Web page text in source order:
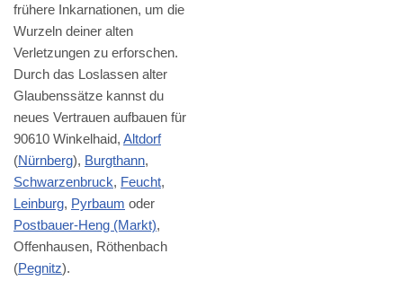
frühere Inkarnationen, um die
Wurzeln deiner alten
Verletzungen zu erforschen.
Durch das Loslassen alter
Glaubenssätze kannst du
neues Vertrauen aufbauen für
90610 Winkelhaid, Altdorf
(Nürnberg), Burgthann,
Schwarzenbruck, Feucht,
Leinburg, Pyrbaum oder
Postbauer-Heng (Markt),
Offenhausen, Röthenbach
(Pegnitz).